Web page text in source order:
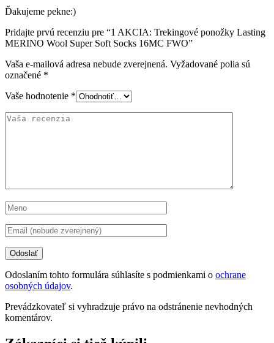
Ďakujeme pekne:)
Pridajte prvú recenziu pre “1 AKCIA: Trekingové ponožky Lasting
MERINO Wool Super Soft Socks 16MC FWO”
Vaša e-mailová adresa nebude zverejnená. Vyžadované polia sú
označené *
Vaše hodnotenie *
Odoslaním tohto formulára súhlasíte s podmienkami o ochrane
osobných údajov.
Prevádzkovateľ si vyhradzuje právo na odstránenie nevhodných
komentárov.